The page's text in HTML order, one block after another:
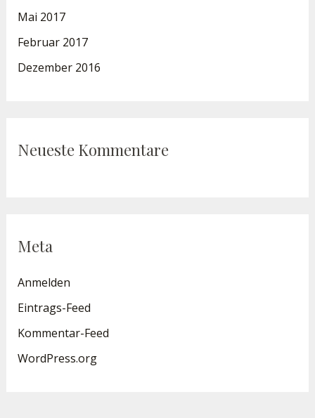
Mai 2017
Februar 2017
Dezember 2016
Neueste Kommentare
Meta
Anmelden
Eintrags-Feed
Kommentar-Feed
WordPress.org